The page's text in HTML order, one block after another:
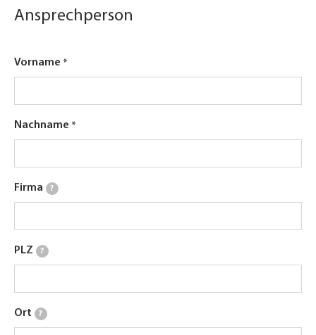
Ansprechperson
Vorname
Nachname
Firma ?
PLZ ?
Ort ?